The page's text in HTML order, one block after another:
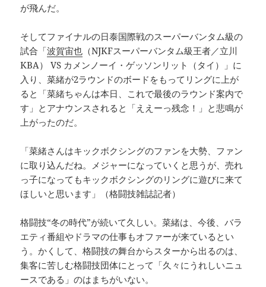
が飛んだ。
そしてファイナルの日泰国際戦のスーパーバンタム級の
試合「波賀宙也 （NJKFスーパーバンタム級王者／立川
KBA） VS カメンノーイ・ゲッソンリット（タイ）」に
入り、菜緒が2ラウンドのボードをもってリングに上が
ると「菜緒ちゃんは本日、これで最後のラウンド案内で
す」とアナウンスされると「ええーっ残念！」と悲鳴が
上がったのだ。
「菜緒さんはキックボクシングのファンを大勢、ファン
に取り込んだね。メジャーになっていくと思うが、売れ
っ子になってもキックボクシングのリングに遊びに来て
ほしいと思います」（格闘技雑誌記者）
格闘技“冬の時代”が続いて久しい。菜緒は、今後、バラ
エティ番組やドラマの仕事もオファーが来ているとい
う。かくして、格闘技の舞台からスターから出るのは、
集客に苦しむ格闘技団体にとって「久々にうれしいニュ
ースである」のはまちがいない。